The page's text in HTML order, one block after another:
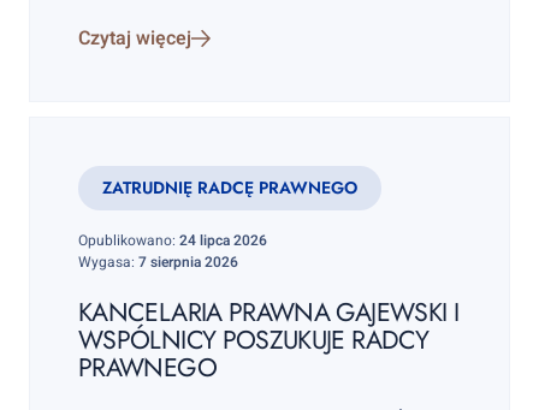
Czytaj więcej
ZATRUDNIĘ RADCĘ PRAWNEGO
Opublikowano: 24 lipca 2026
Wygasa: 7 sierpnia 2026
KANCELARIA PRAWNA GAJEWSKI I
WSPÓLNICY POSZUKUJE RADCY
PRAWNEGO